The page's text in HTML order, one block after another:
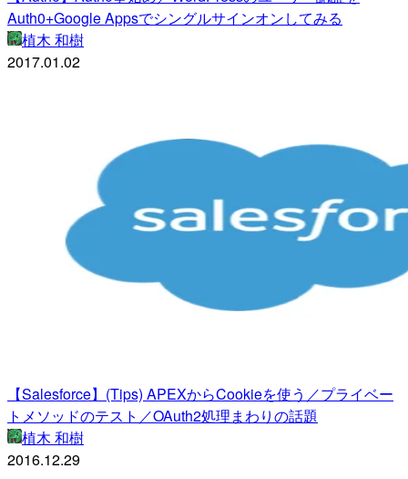
Auth0+Google Appsでシングルサインオンしてみる
植木 和樹
2017.01.02
【Salesforce】(Tips) APEXからCookieを使う／プライベー
トメソッドのテスト／OAuth2処理まわりの話題
植木 和樹
2016.12.29